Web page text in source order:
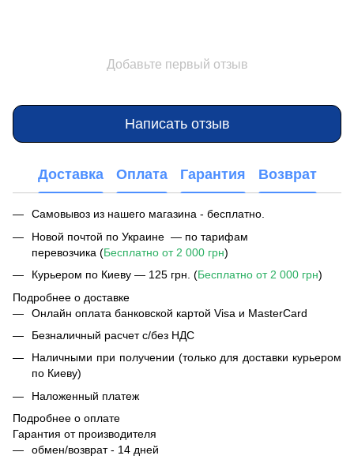
Добавьте первый отзыв
Написать отзыв
Доставка Оплата Гарантия Возврат
Самовывоз из нашего магазина - бесплатно.
Новой почтой по Украине — по тарифам
перевозчика (Бесплатно от 2 000 грн)
Курьером по Киеву — 125 грн. (Бесплатно от 2 000 грн)
Подробнее о доставке
Онлайн оплата банковской картой Visa и MasterCard
Безналичный расчет с/без НДС
Наличными при получении (только для доставки курьером
по Киеву)
Наложенный платеж
Подробнее о оплате
Гарантия от производителя
обмен/возврат - 14 дней